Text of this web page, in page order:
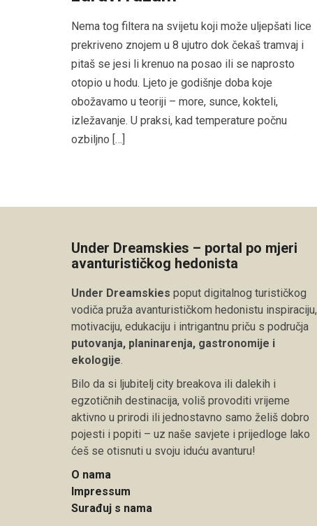
Nema tog filtera na svijetu koji može uljepšati lice
prekriveno znojem u 8 ujutro dok čekaš tramvaj i
pitaš se jesi li krenuo na posao ili se naprosto
otopio u hodu. Ljeto je godišnje doba koje
obožavamo u teoriji – more, sunce, kokteli,
izležavanje. U praksi, kad temperature počnu
ozbiljno […]
Under Dreamskies – portal po mjeri
avanturističkog hedonista
Under Dreamskies poput digitalnog turističkog
vodiča pruža avanturističkom hedonistu inspiraciju,
motivaciju, edukaciju i intrigantnu priču s područja
putovanja, planinarenja, gastronomije i
ekologije.
Bilo da si ljubitelj city breakova ili dalekih i
egzotičnih destinacija, voliš provoditi vrijeme
aktivno u prirodi ili jednostavno samo želiš dobro
pojesti i popiti – uz naše savjete i prijedloge lako
ćeš se otisnuti u svoju iduću avanturu!
O nama
Impressum
Surađuj s nama